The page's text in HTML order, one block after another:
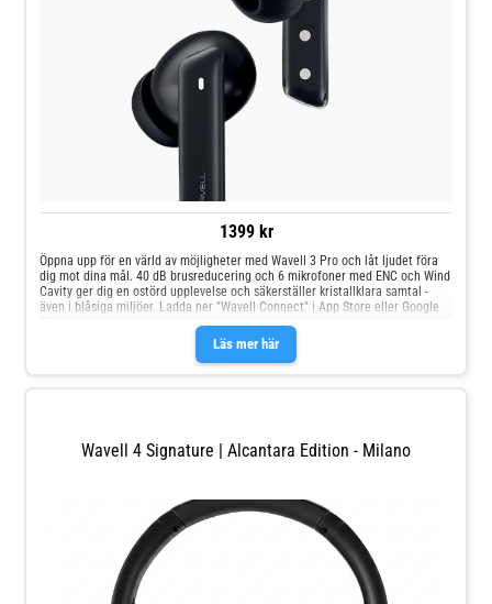
1399 kr
Läs mer här
Öppna upp för en värld av möjligheter med Wavell 3 Pro och låt ljudet föra
dig mot dina mål. 40 dB brusreducering och 6 mikrofoner med ENC och Wind
Cavity ger dig en ostörd upplevelse och säkerställer kristallklara samtal -
även i blåsiga miljöer. Ladda ner "Wavell Connect" i App Store eller Google
Play och anpassa din upplevelse precis efter dina preferenser.
Wavell 4 Signature | Alcantara Edition - Milano